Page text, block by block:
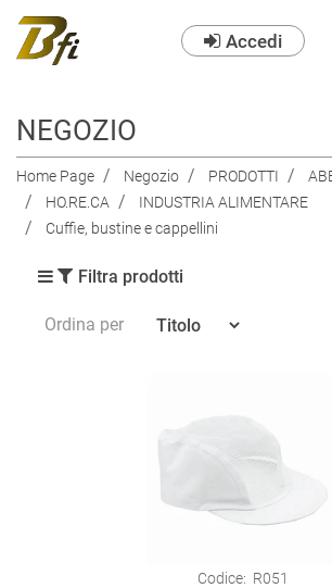
Accedi
NEGOZIO
Home Page Negozio PRODOTTI
HO.RE.CA
INDUSTRIA ALIMENTARE
Cuffie, bustine e cappellini
Filtra prodotti
Ordina per
Codice: R051